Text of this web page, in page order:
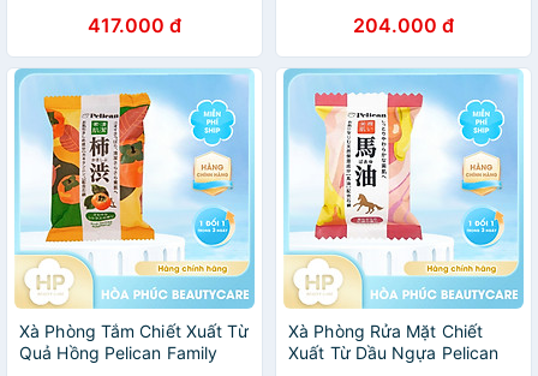
417.000 đ 204.000 đ
Xà Phòng Tắm Chiết Xuất Từ
Quả Hồng Pelican Family
Xà Phòng Rửa Mặt Chiết
Xuất Từ Dầu Ngựa Pelican